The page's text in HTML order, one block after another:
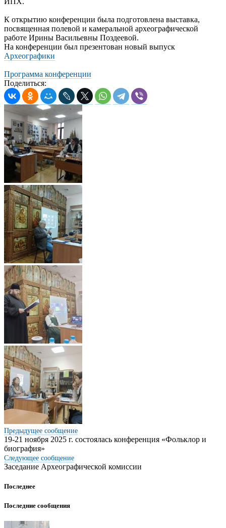
К открытию конференции была подготовлена выставка,
посвященная полевой и камеральной археографической
работе Ирины Васильевны Поздеевой.
На конференции был презентован новый выпуск
Археографики
Программа конференции
Поделиться:
Предыдущее сообщение
19-21 ноября 2025 г. состоялась конференция «Фольклор и
биография»
Следующее сообщение
Заседание Археографической комиссии
Последнее
Последние сообщения